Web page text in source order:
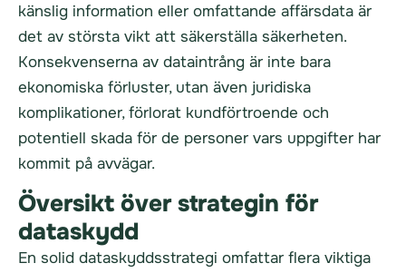
känslig information eller omfattande affärsdata är
det av största vikt att säkerställa säkerheten.
Konsekvenserna av dataintrång är inte bara
ekonomiska förluster, utan även juridiska
komplikationer, förlorat kundförtroende och
potentiell skada för de personer vars uppgifter har
kommit på avvägar.
Översikt över strategin för
dataskydd
En solid dataskyddsstrategi omfattar flera viktiga